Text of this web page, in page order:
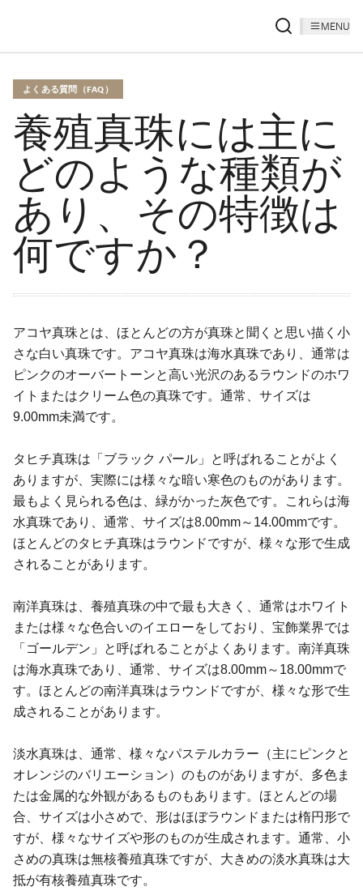
MENU
よくある質問（FAQ）
養殖真珠には主に
どのような種類が
あり、その特徴は
何ですか？
アコヤ真珠とは、ほとんどの方が真珠と聞くと思い描く小
さな白い真珠です。アコヤ真珠は海水真珠であり、通常は
ピンクのオーバートーンと高い光沢のあるラウンドのホワ
イトまたはクリーム色の真珠です。通常、サイズは
9.00mm未満です。
タヒチ真珠は「ブラック パール」と呼ばれることがよく
ありますが、実際には様々な暗い寒色のものがあります。
最もよく見られる色は、緑がかった灰色です。これらは海
水真珠であり、通常、サイズは8.00mm～14.00mmです。
ほとんどのタヒチ真珠はラウンドですが、様々な形で生成
されることがあります。
南洋真珠は、養殖真珠の中で最も大きく、通常はホワイト
または様々な色合いのイエローをしており、宝飾業界では
「ゴールデン」と呼ばれることがよくあります。南洋真珠
は海水真珠であり、通常、サイズは8.00mm～18.00mmで
す。ほとんどの南洋真珠はラウンドですが、様々な形で生
成されることがあります。
淡水真珠は、通常、様々なパステルカラー（主にピンクと
オレンジのバリエーション）のものがありますが、多色ま
たは金属的な外観があるものもあります。ほとんどの場
合、サイズは小さめで、形はほぼラウンドまたは楕円形で
すが、様々なサイズや形のものが生成されます。通常、小
さめの真珠は無核養殖真珠ですが、大きめの淡水真珠は大
抵が有核養殖真珠です。